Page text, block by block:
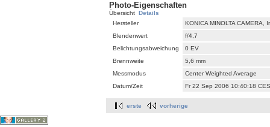
Photo-Eigenschaften
Übersicht Details
Hersteller
KONICA MINOLTA CAMERA,
Blendenwert
f/4,7
Belichtungsabweichung
0 EV
Brennweite
5,6 mm
Messmodus
Center Weighted Average
Datum/Zeit
Fr 22 Sep 2006 10:40:18
erste vorherige